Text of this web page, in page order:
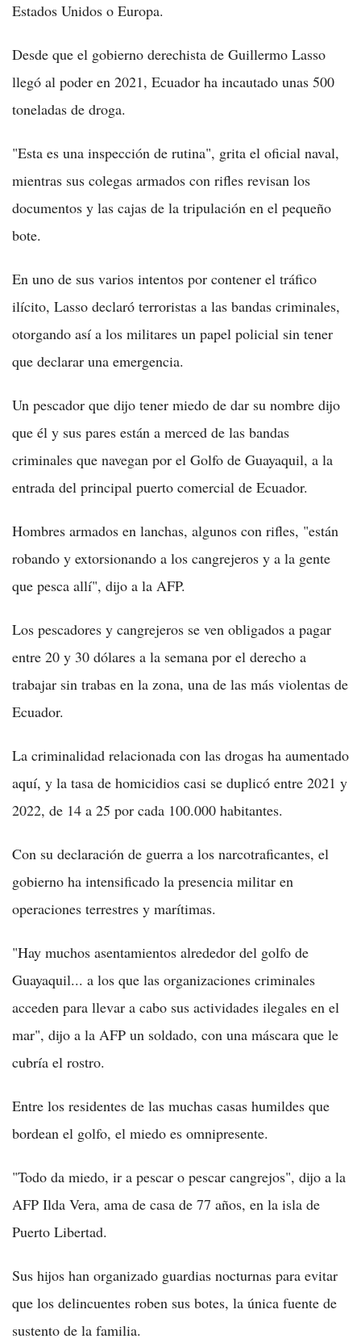
Estados Unidos o Europa.
Desde que el gobierno derechista de Guillermo Lasso
llegó al poder en 2021, Ecuador ha incautado unas 500
toneladas de droga.
"Esta es una inspección de rutina", grita el oficial naval,
mientras sus colegas armados con rifles revisan los
documentos y las cajas de la tripulación en el pequeño
bote.
En uno de sus varios intentos por contener el tráfico
ilícito, Lasso declaró terroristas a las bandas criminales,
otorgando así a los militares un papel policial sin tener
que declarar una emergencia.
Un pescador que dijo tener miedo de dar su nombre dijo
que él y sus pares están a merced de las bandas
criminales que navegan por el Golfo de Guayaquil, a la
entrada del principal puerto comercial de Ecuador.
Hombres armados en lanchas, algunos con rifles, "están
robando y extorsionando a los cangrejeros y a la gente
que pesca allí", dijo a la AFP.
Los pescadores y cangrejeros se ven obligados a pagar
entre 20 y 30 dólares a la semana por el derecho a
trabajar sin trabas en la zona, una de las más violentas de
Ecuador.
La criminalidad relacionada con las drogas ha aumentado
aquí, y la tasa de homicidios casi se duplicó entre 2021 y
2022, de 14 a 25 por cada 100.000 habitantes.
Con su declaración de guerra a los narcotraficantes, el
gobierno ha intensificado la presencia militar en
operaciones terrestres y marítimas.
"Hay muchos asentamientos alrededor del golfo de
Guayaquil... a los que las organizaciones criminales
acceden para llevar a cabo sus actividades ilegales en el
mar", dijo a la AFP un soldado, con una máscara que le
cubría el rostro.
Entre los residentes de las muchas casas humildes que
bordean el golfo, el miedo es omnipresente.
"Todo da miedo, ir a pescar o pescar cangrejos", dijo a la
AFP Ilda Vera, ama de casa de 77 años, en la isla de
Puerto Libertad.
Sus hijos han organizado guardias nocturnas para evitar
que los delincuentes roben sus botes, la única fuente de
sustento de la familia.